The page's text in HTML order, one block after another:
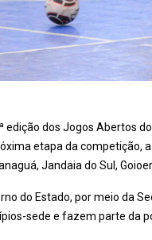
edição dos Jogos Abertos
etapa da competição,
Jandaia do Sul,
do Estado, por meio da
sede e fazem parte da